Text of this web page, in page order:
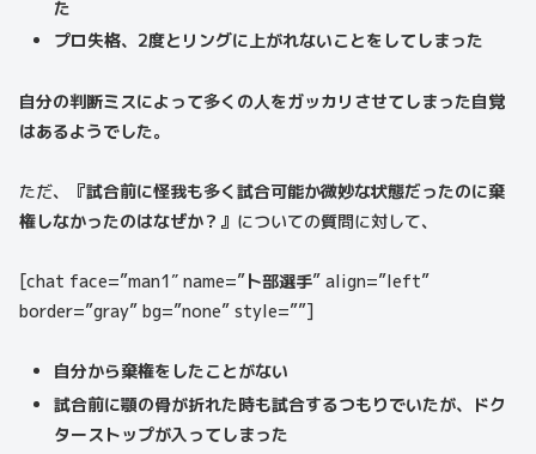
た
プロ失格、2度とリングに上がれないことをしてしまった
自分の判断ミスによって多くの人をガッカリさせてしまった自覚
はあるようでした。
ただ、
『試合前に怪我も多く試合可能か微妙な状態だったのに棄
権しなかったのはなぜか？』 についての質問に対して、
[chat face=”man1″ name=”卜部選手” align=”left”
border=”gray” bg=”none” style=””]
自分から棄権をしたことがない
試合前に顎の骨が折れた時も試合するつもりでいたが、ドク
ターストップが入ってしまった